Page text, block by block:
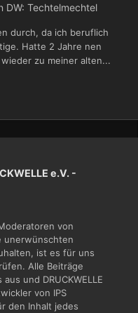
DW: Techtelmechtel
durch, da ich beruflich
Hatte 2 Jahre nen
zu meiner alten...
e.V. -
von
unerwünschten
ist es für uns
Alle Beiträge
und DRUCKWELLE
von IPS
den Inhalt jedes